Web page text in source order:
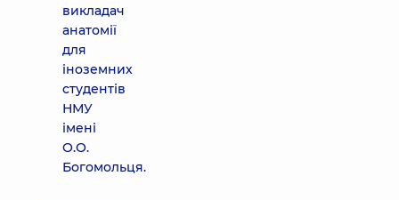
викладач
анатомії
для
іноземних
студентів
НМУ
імені
О.О.
Богомольця.